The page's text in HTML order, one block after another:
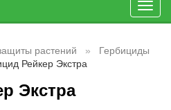
растений
Гербициды
Рейкер Экстра
Экстра